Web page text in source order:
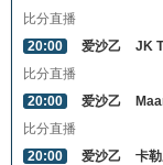
比分直播
20:00
爱沙乙
JK
比分直播
20:00
爱沙乙
比分直播
20:00
爱沙乙
卡